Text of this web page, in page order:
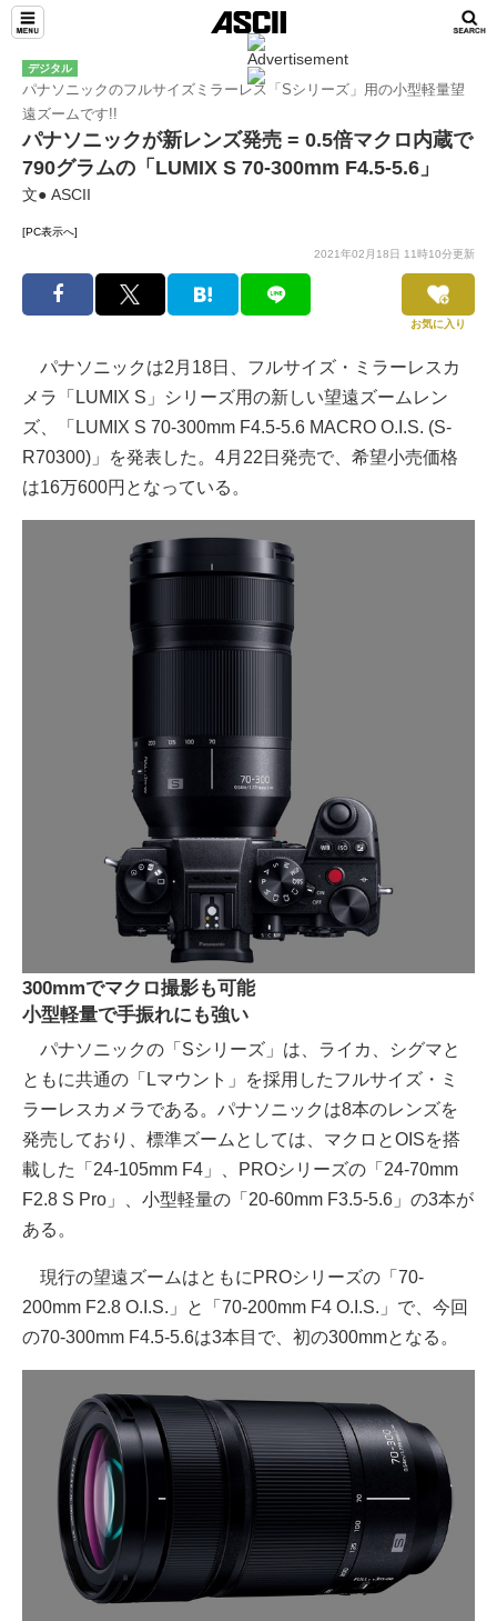
デジタル
パナソニックのフルサイズミラーレス「Sシリーズ」用の小型軽量望
遠ズームです!!
パナソニックが新レンズ発売 = 0.5倍マクロ内蔵で
790グラムの「LUMIX S 70-300mm F4.5-5.6」
文● ASCII
[PC表示へ]
2021年02月18日 11時10分更新
お気に入り
パナソニックは2月18日、フルサイズ・ミラーレスカ
メラ「LUMIX S」シリーズ用の新しい望遠ズームレン
ズ、「LUMIX S 70-300mm F4.5-5.6 MACRO O.I.S. (S-
R70300)」を発表した。4月22日発売で、希望小売価格
は16万600円となっている。
300mmでマクロ撮影も可能
小型軽量で手振れにも強い
パナソニックの「Sシリーズ」は、ライカ、シグマと
ともに共通の「Lマウント」を採用したフルサイズ・ミ
ラーレスカメラである。パナソニックは8本のレンズを
発売しており、標準ズームとしては、マクロとOISを搭
載した「24-105mm F4」、PROシリーズの「24-70mm
F2.8 S Pro」、小型軽量の「20-60mm F3.5-5.6」の3本が
ある。
現行の望遠ズームはともにPROシリーズの「70-
200mm F2.8 O.I.S.」と「70-200mm F4 O.I.S.」で、今回
の70-300mm F4.5-5.6は3本目で、初の300mmとなる。